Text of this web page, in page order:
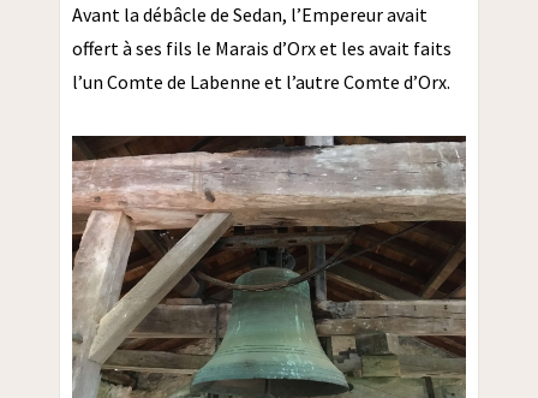
Avant la débâcle de Sedan, l’Empereur avait
offert à ses fils le Marais d’Orx et les avait faits
l’un Comte de Labenne et l’autre Comte d’Orx.